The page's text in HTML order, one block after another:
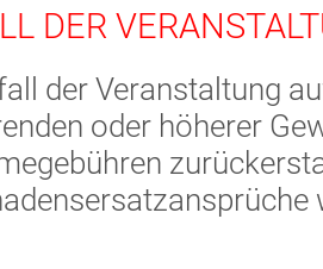
DER
der Veranstaltung
oder höherer